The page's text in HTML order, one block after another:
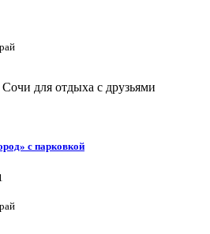
для отдыха с друзьями
с парковкой